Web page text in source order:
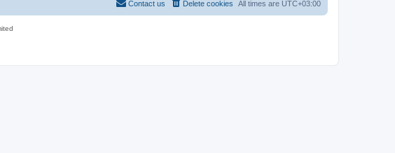
All times are UTC+03:00
Delete cookies
Contact us